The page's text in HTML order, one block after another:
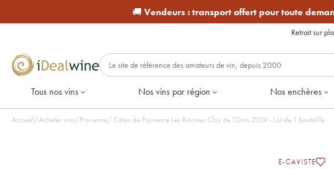
🚚 Vendeurs :transport offert pour toute
Retrait sur
Tous nos vins Nos vins par région Nos enchères
Accueil/Acheter vins/Provence/ Côtes de Provence Les Racines Clos de l'Ours 2024 - Lot de 1 bouteille
E-CAVISTE